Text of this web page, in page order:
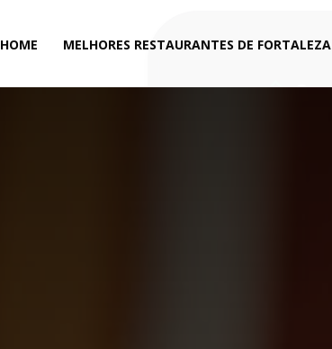
HOME MELHORES RESTAURANTES DE FORTALEZA